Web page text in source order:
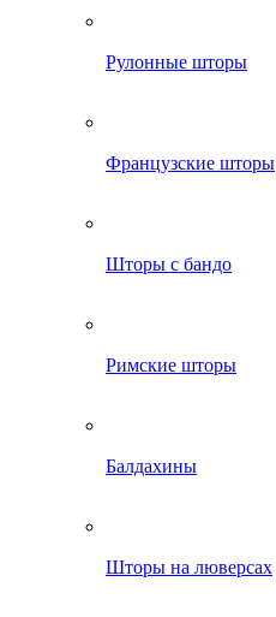
Рулонные шторы
Французские шторы
Шторы с бандо
Римские шторы
Балдахины
Шторы на люверсах